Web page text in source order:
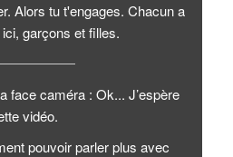
Alors tu t'engages. Chacun a
garçons et filles.
face caméra : Ok... J’espère
vidéo.
pouvoir parler plus avec